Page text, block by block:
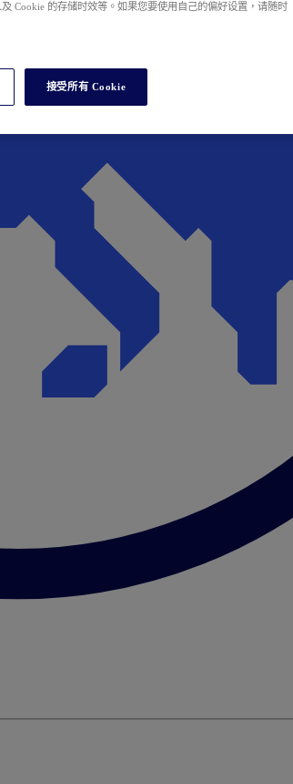
Cookie 的存储时效等。如果您要使用自己的偏好设置，请随时
接受所有 Cookie